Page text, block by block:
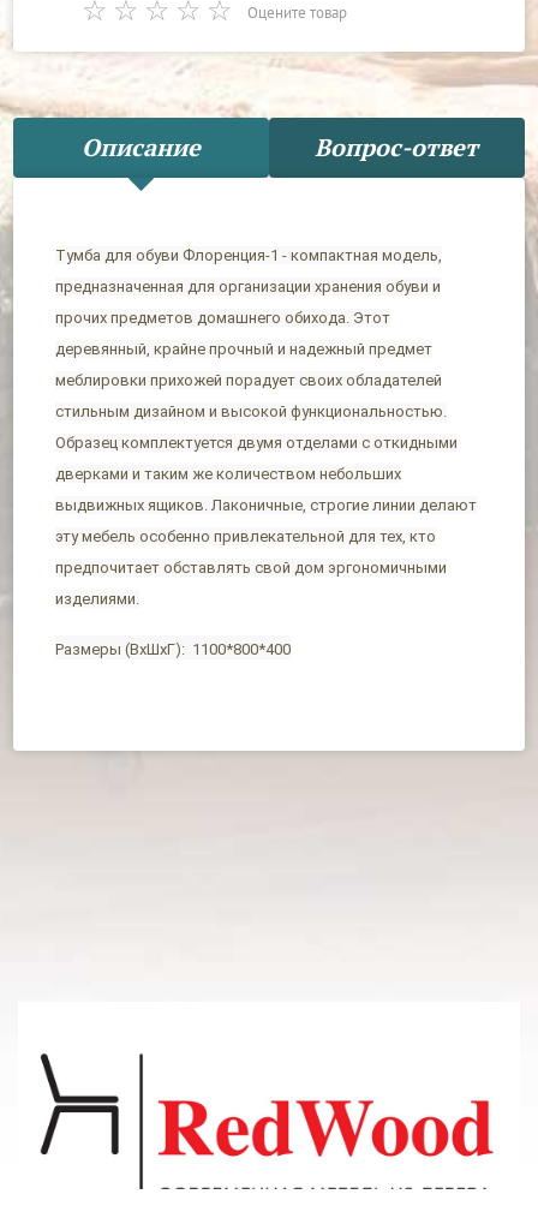
Оцените товар
Описание Вопрос-ответ
Тумба для обуви Флоренция-1 - компактная модель,
предназначенная для организации хранения обуви и
прочих предметов домашнего обихода. Этот
деревянный, крайне прочный и надежный предмет
меблировки прихожей порадует своих обладателей
стильным дизайном и высокой функциональностью.
Образец комплектуется двумя отделами с откидными
дверками и таким же количеством небольших
выдвижных ящиков. Лаконичные, строгие линии делают
эту мебель особенно привлекательной для тех, кто
предпочитает обставлять свой дом эргономичными
изделиями.
Размеры (ВхШхГ): 1100*800*400